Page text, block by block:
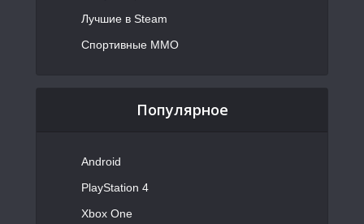
Лучшие в Steam
Спортивные MMO
Популярное
Android
PlayStation 4
Xbox One